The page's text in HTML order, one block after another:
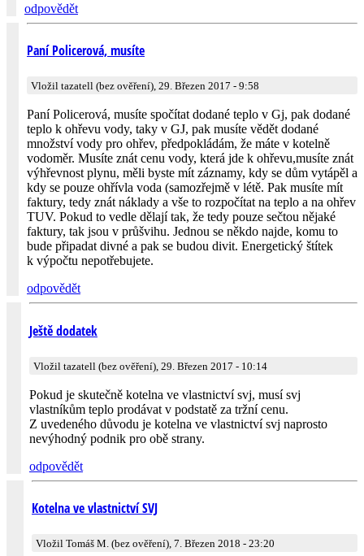
odpovědět
Paní Policerová, musíte
Vložil tazatell (bez ověření), 29. Březen 2017 - 9:58
Paní Policerová, musíte spočítat dodané teplo v Gj, pak dodané
teplo k ohřevu vody, taky v GJ, pak musíte vědět dodané
množství vody pro ohřev, předpokládám, že máte v kotelně
vodoměr. Musíte znát cenu vody, která jde k ohřevu,musíte znát
výhřevnost plynu, měli byste mít záznamy, kdy se dům vytápěl a
kdy se pouze ohřívla voda (samozřejmě v létě. Pak musíte mít
faktury, tedy znát náklady a vše to rozpočítat na teplo a na ohřev
TUV. Pokud to vedle dělají tak, že tedy pouze sečtou nějaké
faktury, tak jsou v průšvihu. Jednou se někdo najde, komu to
bude připadat divné a pak se budou divit. Energetický štítek
k výpočtu nepotřebujete.
odpovědět
Ještě dodatek
Vložil tazatell (bez ověření), 29. Březen 2017 - 10:14
Pokud je skutečně kotelna ve vlastnictví svj, musí svj
vlastníkům teplo prodávat v podstatě za tržní cenu.
Z uvedeného důvodu je kotelna ve vlastnictví svj naprosto
nevýhodný podnik pro obě strany.
odpovědět
Kotelna ve vlastnictví SVJ
Vložil Tomáš M. (bez ověření), 7. Březen 2018 - 23:20